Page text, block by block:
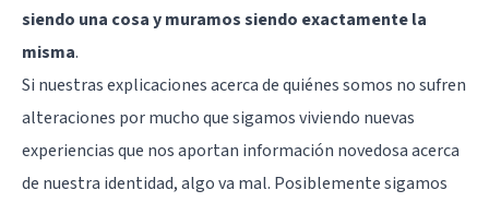
siendo una cosa y muramos siendo exactamente la
misma.
Si nuestras explicaciones acerca de quiénes somos no sufren
alteraciones por mucho que sigamos viviendo nuevas
experiencias que nos aportan información novedosa acerca
de nuestra identidad, algo va mal. Posiblemente sigamos